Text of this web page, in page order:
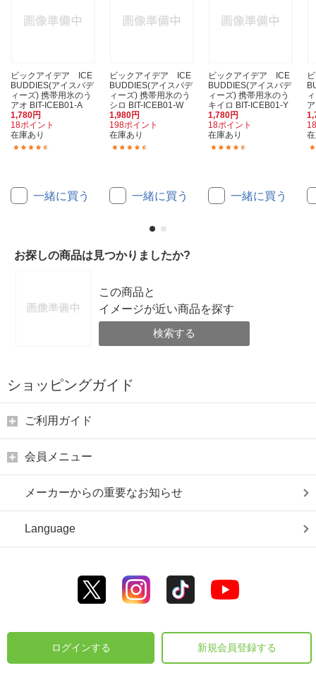
ビックアイデア ICE
BUDDIES(アイスバデ
ィーズ) 携帯用氷のう
アオ BIT-ICEB01-A
1,780円
18ポイント
在庫あり
一緒に買う
ビックアイデア ICE
BUDDIES(アイスバデ
ィーズ) 携帯用氷のう
シロ BIT-ICEB01-W
1,980円
198ポイント
在庫あり
一緒に買う
ビックアイデア ICE
BUDDIES(アイスバデ
ィーズ) 携帯用氷のう
キイロ BIT-ICEB01-Y
1,780円
18ポイント
在庫あり
一緒に買う
お探しの商品は見つかりましたか?
この商品と
イメージが近い商品を探す
検索する
ショッピングガイド
ご利用ガイド
会員メニュー
メーカーからの重要なお知らせ
Language
ログインする 新規会員登録する